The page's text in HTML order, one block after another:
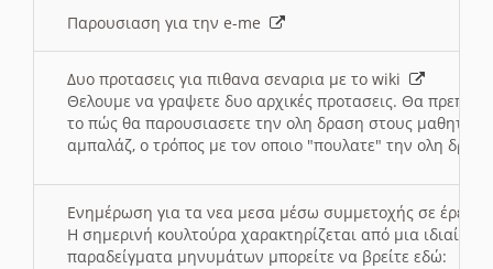
Παρουσιαση για την e-me
Δυο προτασεις για πιθανα σεναρια με το wiki
Θελουμε να γραψετε δυο αρχικές προτασεις. Θα πρεπει
το πώς θα παρουσιασετε την ολη δραση στους μαθητες
αμπαλάζ, ο τρόπος με τον οποιο "πουλατε" την ολη
Ενημέρωση για τα νεα μεσα μέσω συμμετοχής σε
Η σημερινή κουλτούρα χαρακτηρίζεται από μια
παραδείγματα μηνυμάτων μπορείτε να βρείτε εδώ: